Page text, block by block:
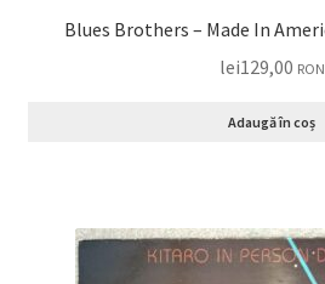
lei129,00 RON
Adaugă în coș